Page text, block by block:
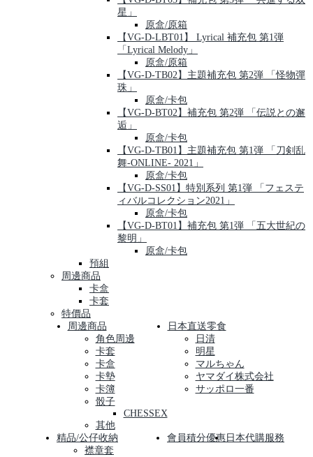
星」
原盒/原箱
【VG-D-LBT01】 Lyrical 補充包 第1弾
「Lyrical Melody」
原盒/原箱
【VG-D-TB02】主題補充包 第2弾 「怪物彈
珠」
原盒/卡包
【VG-D-BT02】補充包 第2弾 「伝説との邂
逅」
原盒/卡包
【VG-D-TB01】主題補充包 第1弾 「刀剣乱
舞-ONLINE- 2021」
原盒/卡包
【VG-D-SS01】特別系列 第1弾 「フェステ
ィバルコレクション2021」
原盒/卡包
【VG-D-BT01】補充包 第1弾 「五大世紀の
黎明」
原盒/卡包
預組
周邊商品
卡盒
卡套
特價品
周邊商品
角色周邊
卡套
卡盒
卡墊
卡簿
骰子
CHESSEX
其他
日本直送零食
日清
明星
マルちゃん
ヤマダイ株式会社
サッポロ一番
精品/公仔收納
襟章套
會員積分優惠 日本代購服務